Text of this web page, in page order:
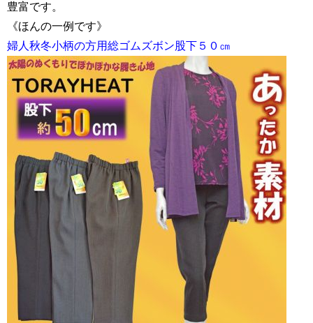
豊富です。
《ほんの一例です》
婦人秋冬小柄の方用総ゴムズボン股下５０㎝